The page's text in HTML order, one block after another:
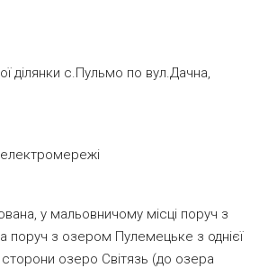
ділянки с.Пульмо по вул.Дачна,
у мальовничому місці поруч з
поруч з озером Пулемецьке з однієї
сторони озеро Світязь (до озера